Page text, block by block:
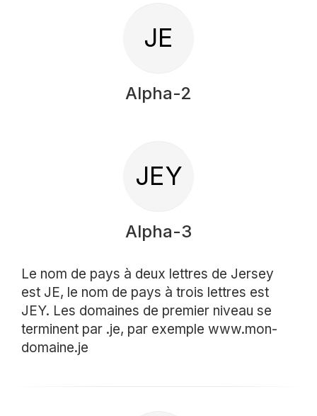
JE
Alpha-2
JEY
Alpha-3
Le nom de pays à deux lettres de Jersey
est JE, le nom de pays à trois lettres est
JEY. Les domaines de premier niveau se
terminent par .je, par exemple www.mon-
domaine.je